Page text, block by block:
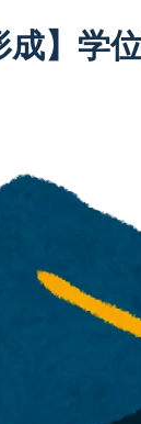
成】学